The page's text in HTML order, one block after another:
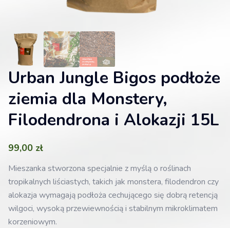
Urban Jungle Bigos podłoże
ziemia dla Monstery,
Filodendrona i Alokazji 15L
99,00 zł
Mieszanka stworzona specjalnie z myślą o roślinach
tropikalnych liściastych, takich jak monstera, filodendron czy
alokazja wymagają podłoża cechującego się dobrą retencją
wilgoci, wysoką przewiewnością i stabilnym mikroklimatem
korzeniowym.